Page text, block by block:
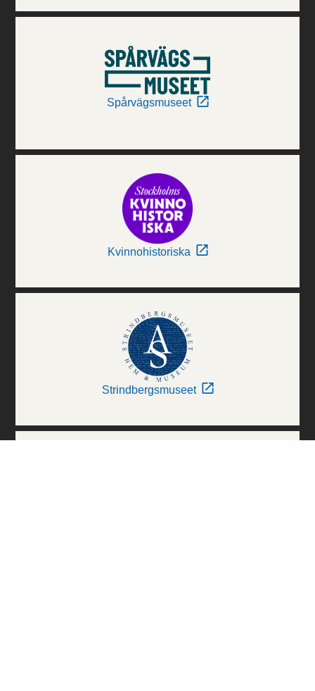
Spårvägsmuseet
Kvinnohistoriska
Strindbergsmuseet